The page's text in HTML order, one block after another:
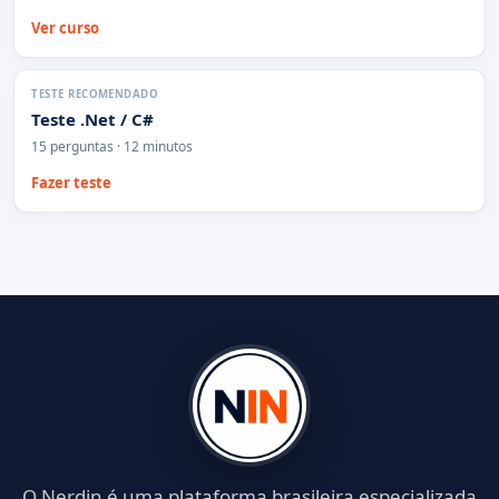
Ver curso
TESTE RECOMENDADO
Teste .Net / C#
15 perguntas · 12 minutos
Fazer teste